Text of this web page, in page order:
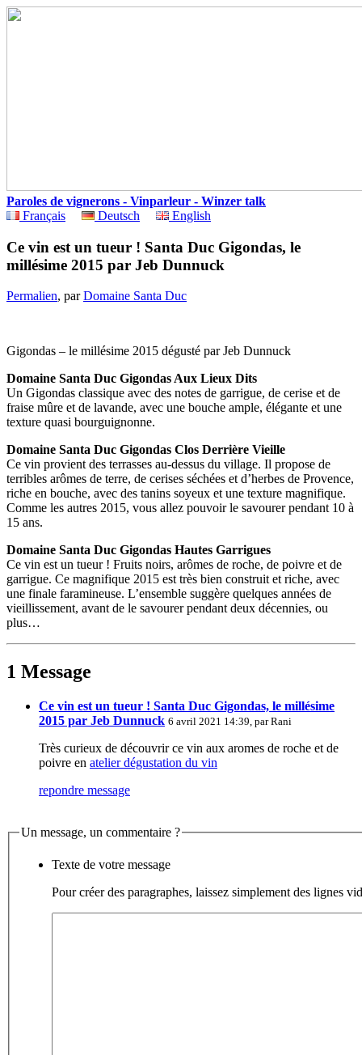
Paroles de vignerons - Vinparleur - Winzer talk
Français
Deutsch English
Ce vin est un tueur ! Santa Duc Gigondas, le
millésime 2015 par Jeb Dunnuck
Permalien, parDomaine Santa Duc
Gigondas – le millésime 2015 dégusté par Jeb Dunnuck
Domaine Santa Duc Gigondas Aux Lieux Dits
Un Gigondas classique avec des notes de garrigue, de cerise et de
fraise mûre et de lavande, avec une bouche ample, élégante et une
texture quasi bourguignonne.
Domaine Santa Duc Gigondas Clos Derrière Vieille
Ce vin provient des terrasses au-dessus du village. Il propose de
terribles arômes de terre, de cerises séchées et d’herbes de Provence,
riche en bouche, avec des tanins soyeux et une texture magnifique.
Comme les autres 2015, vous allez pouvoir le savourer pendant 10 à
15 ans.
Domaine Santa Duc Gigondas Hautes Garrigues
Ce vin est un tueur ! Fruits noirs, arômes de roche, de poivre et de
garrigue. Ce magnifique 2015 est très bien construit et riche, avec
une finale faramineuse. L’ensemble suggère quelques années de
vieillissement, avant de le savourer pendant deux décennies, ou
plus…
1 Message
Ce vin est un tueur ! Santa Duc Gigondas, le millésime
2015 par Jeb Dunnuck 6 avril 2021 14:39, parRani
Très curieux de découvrir ce vin aux aromes de roche et de
poivre en atelier dégustation du vin
repondre message
Un message, un commentaire ?
Texte de votre message
Pour créer des paragraphes, laissez simplement des lignes